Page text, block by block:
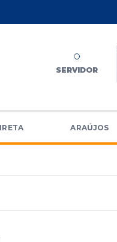
SERVIDOR
ARAÚJOS